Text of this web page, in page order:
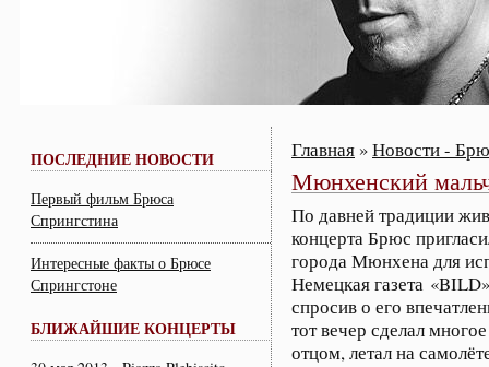
ПОСЛЕДНИЕ НОВОСТИ
Первый фильм Брюса
Спрингстина
Интересные факты о Брюсе
Спрингстоне
БЛИЖАЙШИЕ КОНЦЕРТЫ
Главная »Новости -
Мюнхенский
По давней традиции
концерта Брюс
города Мюнхена для
Немецкая газета
спросив о его
тот вечер сделал
отцом, летал на